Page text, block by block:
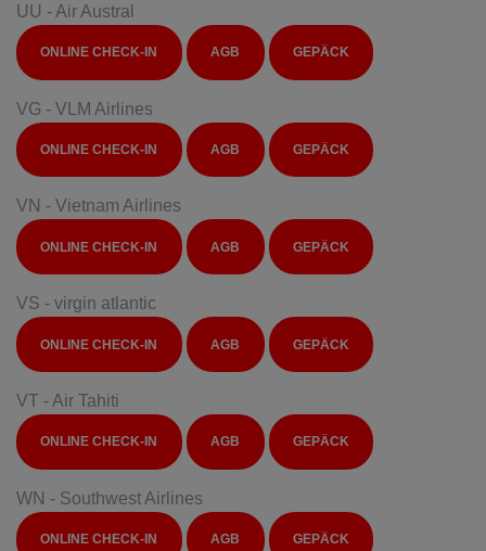
UU - Air Austral
ONLINE CHECK-IN AGB GEPÄCK
VG - VLM Airlines
ONLINE CHECK-IN AGB GEPÄCK
VN - Vietnam Airlines
ONLINE CHECK-IN AGB GEPÄCK
VS - virgin atlantic
ONLINE CHECK-IN AGB GEPÄCK
VT - Air Tahiti
ONLINE CHECK-IN AGB GEPÄCK
WN - Southwest Airlines
ONLINE CHECK-IN AGB GEPÄCK